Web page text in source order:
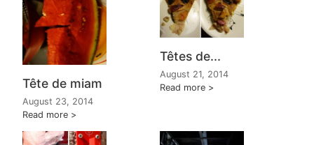
Tête de miam
August 23, 2014
Read more
Têtes de...
August 21, 2014
Read more